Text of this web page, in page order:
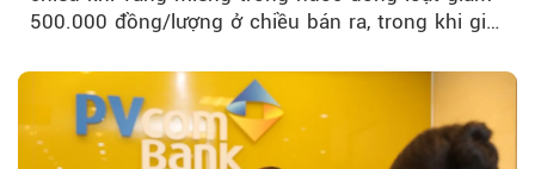
500.000 đồng/lượng ở chiều bán ra, trong khi giá
thương hiệu.